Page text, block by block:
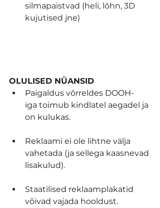
silmapaistvad (heli, lõhn, 3D
kujutised jne)
OLULISED NÜANSID
Paigaldus võrreldes DOOH-
iga toimub kindlatel aegadel ja
on kulukas.
Reklaami ei ole lihtne välja
vahetada (ja sellega kaasnevad
lisakulud).
Staatilised reklaamplakatid
võivad vajada hooldust.